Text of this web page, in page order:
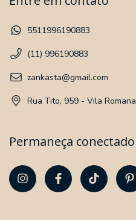
5511996190883
(11) 996190883
zankasta@gmail.com
Rua Tito, 959 - Vila Romana
Permaneça conectado